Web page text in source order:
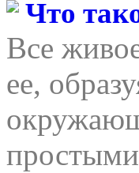
Что
Все
ее,